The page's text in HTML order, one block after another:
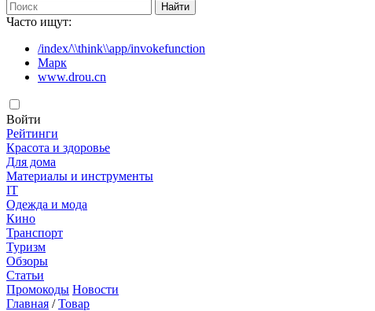
Часто ищут:
/index/\\think\\app/invokefunction
Марк
www.drou.cn
Войти
Рейтинги
Красота и здоровье
Для дома
Материалы и инструменты
IT
Одежда и мода
Кино
Транспорт
Туризм
Обзоры
Статьи
Промокоды Новости
Главная /Товар